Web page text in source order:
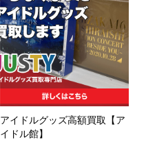
アイドルグッズ高額買取【ア
イドル館】